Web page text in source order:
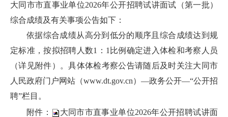
大同市市直事业单位2026年公开招聘试讲面试（第一批）
综合成绩及有关事项公告如下：
依据综合成绩从高分到低分的顺序且综合成绩达到规
定标准，按拟招聘人数1：1比例确定进入体检和考察人员
（详见附件）。具体体检考察公告请随后及时关注大同市
人民政府门户网站（www.dt.gov.cn）—政务公开—“公开招
聘”栏目。
附件：
大同市市直事业单位2026年公开招聘试讲面